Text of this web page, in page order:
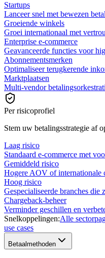
Startups
Lanceer snel met bewezen
Groeiende winkels
Groei internationaal met
Enterprise e-commerce
Geavanceerde functies voor
Abonnementsmerken
Optimaliseer terugkerende
Marktplaatsen
Multi-vendor
Per risicoprofiel
Stem uw betalingsstrategie af
Laag risico
Standaard e-commerce met
Gemiddeld risico
Hogere AOV of internationale
Hoog risico
Gespecialiseerde branches die
Chargeback-beheer
Verminder geschillen en
Snelkoppelingen:Alle
use cases
Betaalmethoden